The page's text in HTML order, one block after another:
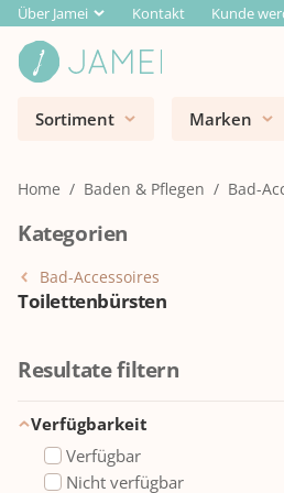
Über Jamei Kontakt Kunde
Sortiment Marken
Home Baden & Pflegen Bad-
Kategorien
Bad-Accessoires
Toilettenbürsten
Resultate filtern
Verfügbarkeit
Verfügbar
Nicht verfügbar